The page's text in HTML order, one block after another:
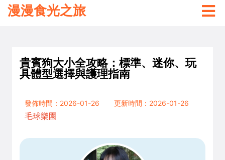
漫漫食光之旅
貴賓狗大小全攻略：標準、迷你、玩
具體型選擇與護理指南
發佈時間：2026-01-26
更新時間：2026-01-26
毛球樂園